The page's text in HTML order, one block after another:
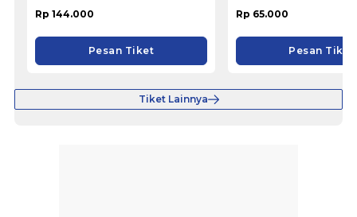
Rp 144.000
Pesan Tiket
Rp 65.000
Pesan Tiket
Tiket Lainnya